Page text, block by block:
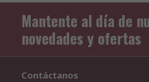
Mantente al día de
novedades y ofertas
Contáctanos